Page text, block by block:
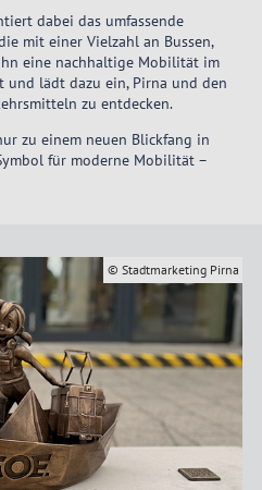
dabei das umfassende
mit einer Vielzahl an Bussen,
eine nachhaltige Mobilität im
und lädt dazu ein, Pirna und den
zu entdecken.
zu einem neuen Blickfang in
für moderne Mobilität –
© Stadtmarketing Pirna